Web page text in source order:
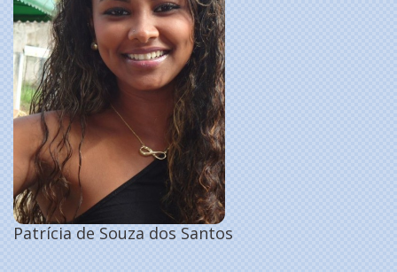
Patrícia de Souza dos Santos